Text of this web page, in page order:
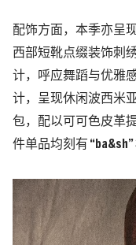
配饰方面，本季亦呈
西部短靴点缀装饰刺
计，呼应舞蹈与优雅
计，呈现休闲波西米
包，配以可可色皮革
件单品均刻有 “ba&sh”